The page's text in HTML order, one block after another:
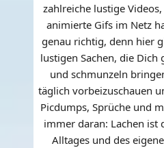
zahlreiche lustige
animierte Gifs im Netz
genau richtig, denn hier
lustigen Sachen, die Dich
und schmunzeln
täglich vorbeizuschauen
Picdumps, Sprüche und
immer daran: Lachen ist
Alltages und des